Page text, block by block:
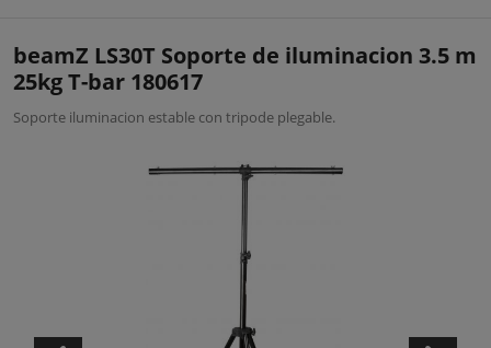
beamZ LS30T Soporte de iluminacion 3.5 m
25kg T-bar 180617
Soporte iluminacion estable con tri­pode plegable.